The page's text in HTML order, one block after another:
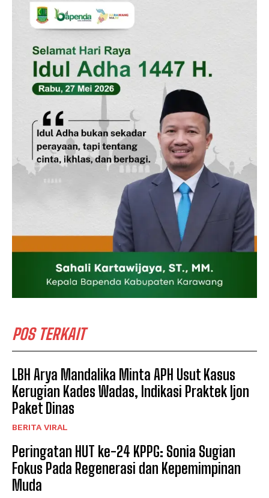
POS TERKAIT
LBH Arya Mandalika Minta APH Usut Kasus
Kerugian Kades Wadas, Indikasi Praktek Ijon
Paket Dinas
BERITA VIRAL
Peringatan HUT ke-24 KPPG: Sonia Sugian
Fokus Pada Regenerasi dan Kepemimpinan
Muda